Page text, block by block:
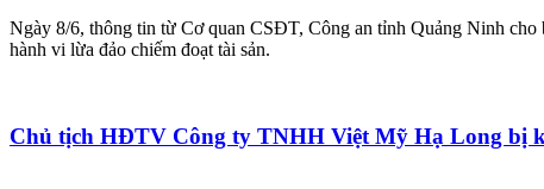
Ngày 8/6, thông tin từ Cơ quan CSĐT, Công an tỉnh Quảng Ninh
hành vi lừa đảo chiếm đoạt tài sản.
Chủ tịch HĐTV Công ty TNHH Việt Mỹ Hạ Long bị